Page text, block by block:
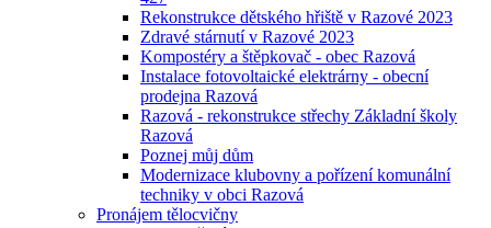
Rekonstrukce dětského hřiště v Razové 2023
Zdravé stárnutí v Razové 2023
Kompostéry a štěpkovač - obec Razová
Instalace fotovoltaické elektrárny - obecní
prodejna Razová
Razová - rekonstrukce střechy Základní školy
Razová
Poznej můj dům
Modernizace klubovny a pořízení komunální
techniky v obci Razová
Pronájem tělocvičny